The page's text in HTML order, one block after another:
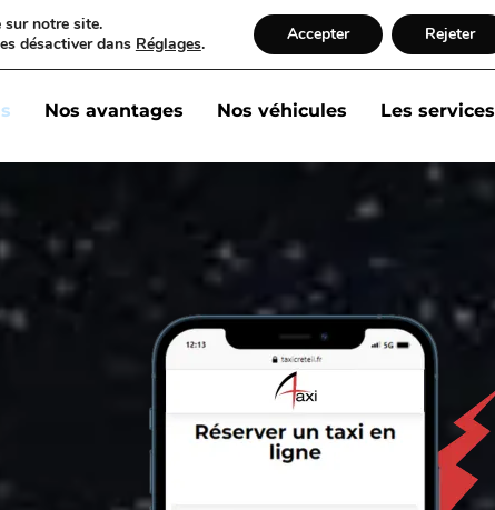
Payez à bord :
Nos avantages Nos véhicules Les services
notre site.
désactiver dans Réglages. Accepter Rejeter